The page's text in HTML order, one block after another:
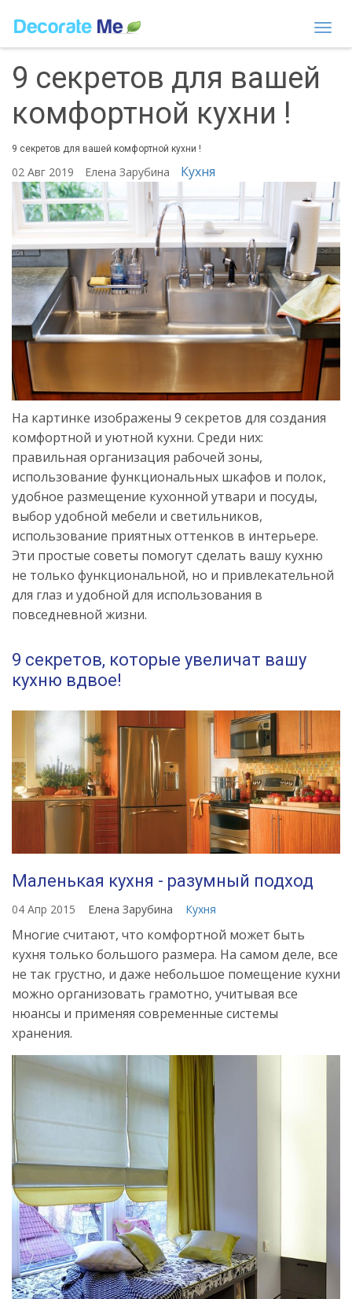
9 секретов для вашей
комфортной кухни !
9 секретов для вашей комфортной кухни !
02 Авг 2019 Елена Зарубина Кухня
На картинке изображены 9 секретов для создания
комфортной и уютной кухни. Среди них:
правильная организация рабочей зоны,
использование функциональных шкафов и полок,
удобное размещение кухонной утвари и посуды,
выбор удобной мебели и светильников,
использование приятных оттенков в интерьере.
Эти простые советы помогут сделать вашу кухню
не только функциональной, но и привлекательной
для глаз и удобной для использования в
повседневной жизни.
9 секретов, которые увеличат вашу
кухню вдвое!
Маленькая кухня - разумный подход
04 Апр 2015 Елена Зарубина Кухня
Многие считают, что комфортной может быть
кухня только большого размера. На самом деле, все
не так грустно, и даже небольшое помещение кухни
можно организовать грамотно, учитывая все
нюансы и применяя современные системы
хранения.